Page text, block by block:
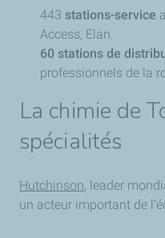
443 stations-service
Access, Elan.
60 stations de
professionnels de la
La chimie de
spécialités
Hutchinson, leader
un acteur important de